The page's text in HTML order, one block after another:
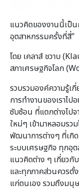
แนวคิดของงานนี้เป็น
อุตสาหกรรมครั้งที่สี่”
โดย เคลาส์ ชวาบ
สภาเศรษฐกิจโลก
รวบรวมองค์ความรู้เ
การทำงานของเราไ
ซับซ้อน ที่แตกต่างไป
ใหม่ๆ เข้ามาหลอมรว
พัฒนาการต่างๆ ที่เกิ
ระบบเศรษฐกิจ ทุกอุ
แนวคิดต่าง ๆ เกี่ยวกั
และทุกภาคส่วนควรตั้
แก่ตนเอง รวมถึงมนุ